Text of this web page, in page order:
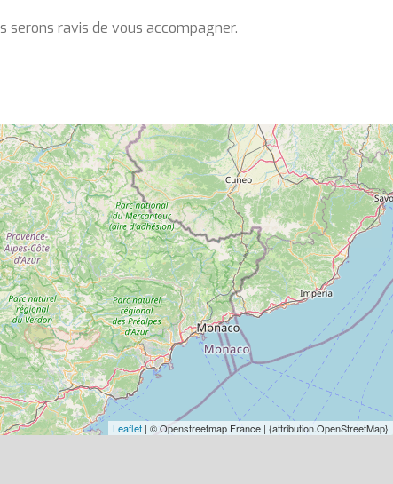
serons ravis de vous accompagner.
Leaflet | © Openstreetmap France | {attribution.OpenStreetMap}